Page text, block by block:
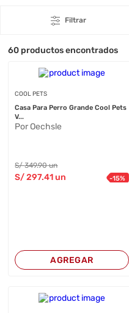
Filtrar
60 productos encontrados
COOL PETS
Casa Para Perro Grande Cool Pets
V...
Por Oechsle
S/349.90 un
S/297.41 un -15%
AGREGAR